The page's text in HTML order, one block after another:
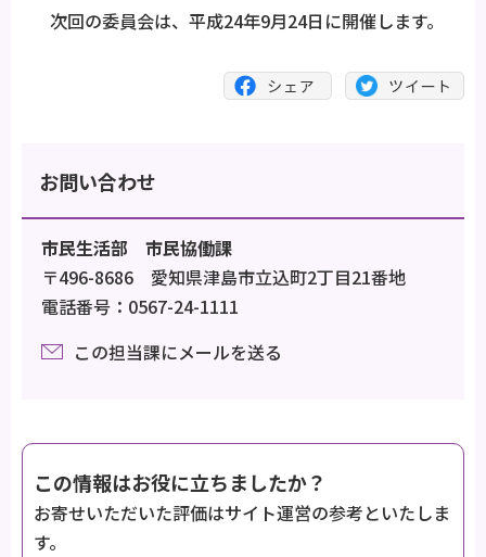
次回の委員会は、平成24年9月24日に開催します。
お問い合わせ
市民生活部 市民協働課
〒496-8686 愛知県津島市立込町2丁目21番地
電話番号：0567-24-1111
この担当課にメールを送る
この情報はお役に立ちましたか？
お寄せいただいた評価はサイト運営の参考といたしま
す。